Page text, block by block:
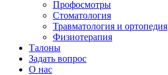
Профосмотры
Стоматология
Травматология и ортопедия
Физиотерапия
Талоны
Задать вопрос
О нас